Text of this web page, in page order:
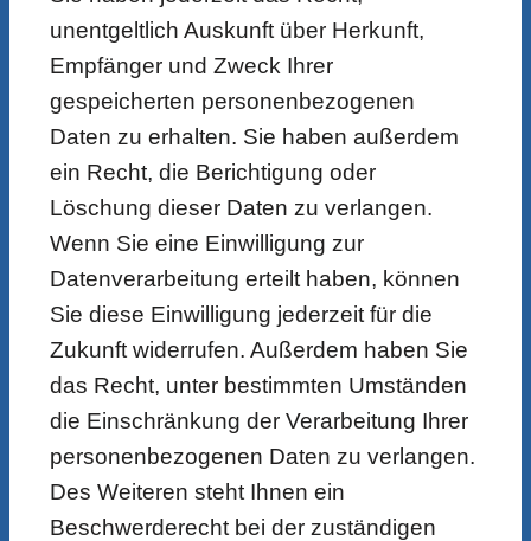
unentgeltlich Auskunft über Herkunft,
Empfänger und Zweck Ihrer
gespeicherten personenbezogenen
Daten zu erhalten. Sie haben außerdem
ein Recht, die Berichtigung oder
Löschung dieser Daten zu verlangen.
Wenn Sie eine Einwilligung zur
Datenverarbeitung erteilt haben, können
Sie diese Einwilligung jederzeit für die
Zukunft widerrufen. Außerdem haben Sie
das Recht, unter bestimmten Umständen
die Einschränkung der Verarbeitung Ihrer
personenbezogenen Daten zu verlangen.
Des Weiteren steht Ihnen ein
Beschwerderecht bei der zuständigen